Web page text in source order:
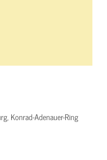
Konrad-Adenauer-Ring